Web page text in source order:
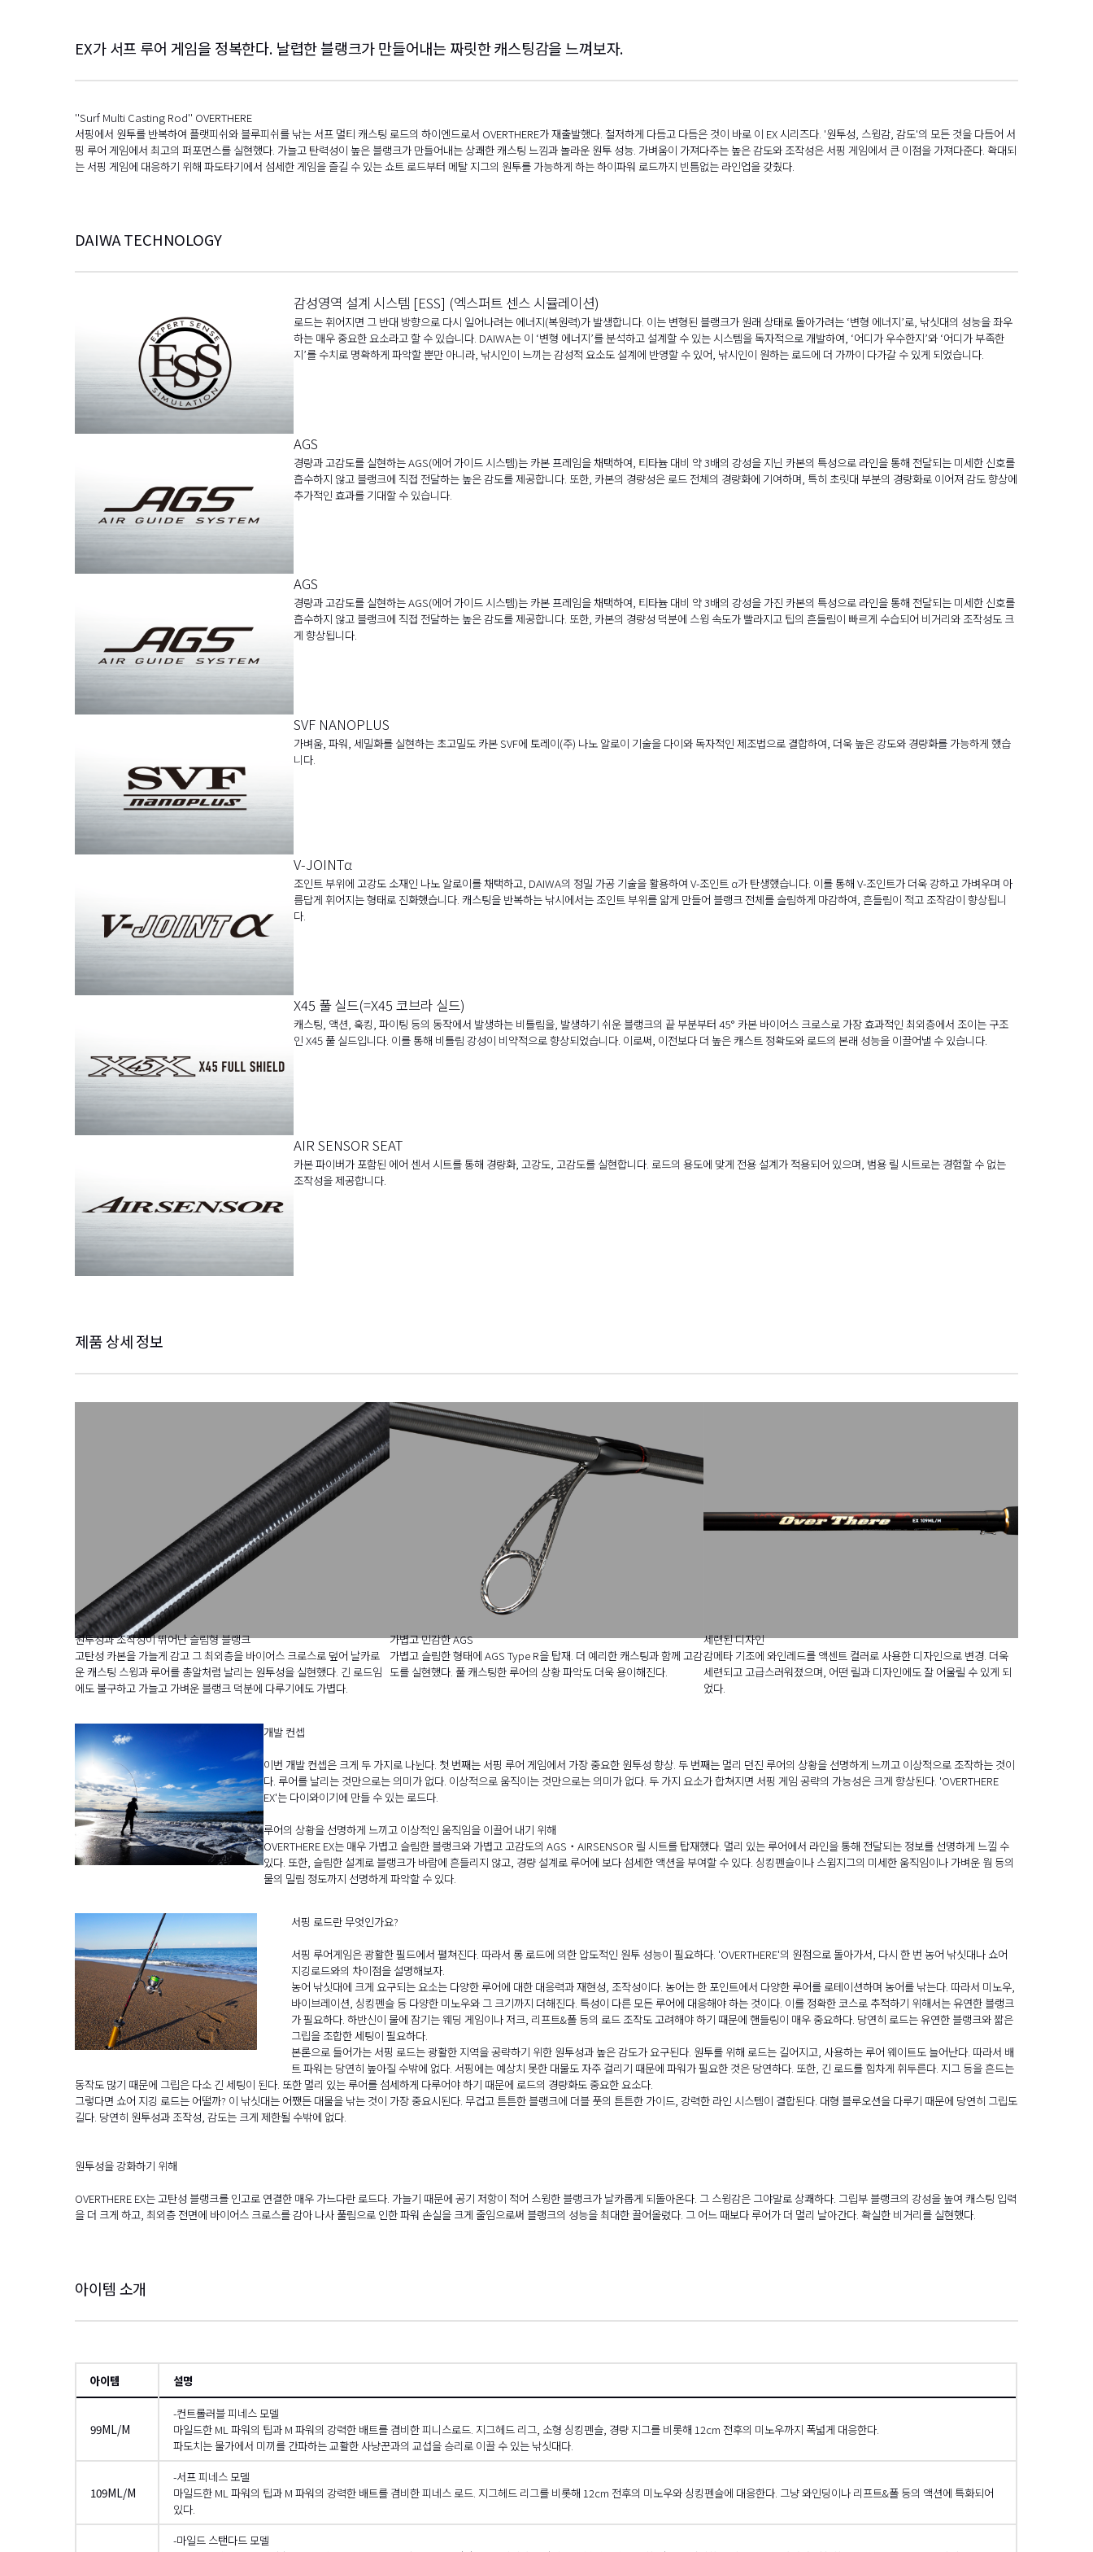
EX가 서프 루어 게임을 정복한다. 날렵한 블랭크가 만들어내는 짜릿한 캐스팅감을 느껴보자.
''Surf Multi Casting Rod'' OVERTHERE
서핑에서 원투를 반복하여 플랫피쉬와 블루피쉬를 낚는 서프 멀티 캐스팅 로드의 하이엔드로서 OVERTHERE가 재출발했다. 철저하게 다듬고 다듬은 것이 바로 이 EX 시리즈다. '원투성, 스윙감, 감도'의 모든 것을 다듬어 서
핑 루어 게임에서 최고의 퍼포먼스를 실현했다. 가늘고 탄력성이 높은 블랭크가 만들어내는 상쾌한 캐스팅 느낌과 놀라운 원투 성능. 가벼움이 가져다주는 높은 감도와 조작성은 서핑 게임에서 큰 이점을 가져다준다. 확대되
는 서핑 게임에 대응하기 위해 파도타기에서 섬세한 게임을 즐길 수 있는 쇼트 로드부터 메탈 지그의 원투를 가능하게 하는 하이파워 로드까지 빈틈없는 라인업을 갖췄다.
DAIWA TECHNOLOGY
감성영역 설계 시스템 [ESS] (엑스퍼트 센스 시뮬레이션)
로드는 휘어지면 그 반대 방향으로 다시 일어나려는 에너지(복원력)가 발생합니다. 이는 변형된 블랭크가 원래 상태로 돌아가려는 ‘변형 에너지’로, 낚싯대의 성능을 좌우
하는 매우 중요한 요소라고 할 수 있습니다. DAIWA는 이 ‘변형 에너지’를 분석하고 설계할 수 있는 시스템을 독자적으로 개발하여, ‘어디가 우수한지’와 ‘어디가 부족한
지’를 수치로 명확하게 파악할 뿐만 아니라, 낚시인이 느끼는 감성적 요소도 설계에 반영할 수 있어, 낚시인이 원하는 로드에 더 가까이 다가갈 수 있게 되었습니다.
AGS
경량과 고감도를 실현하는 AGS(에어 가이드 시스템)는 카본 프레임을 채택하여, 티타늄 대비 약 3배의 강성을 지닌 카본의 특성으로 라인을 통해 전달되는 미세한 신호를
흡수하지 않고 블랭크에 직접 전달하는 높은 감도를 제공합니다. 또한, 카본의 경량성은 로드 전체의 경량화에 기여하며, 특히 초릿대 부분의 경량화로 이어져 감도 향상에
추가적인 효과를 기대할 수 있습니다.
AGS
경량과 고감도를 실현하는 AGS(에어 가이드 시스템)는 카본 프레임을 채택하여, 티타늄 대비 약 3배의 강성을 가진 카본의 특성으로 라인을 통해 전달되는 미세한 신호를
흡수하지 않고 블랭크에 직접 전달하는 높은 감도를 제공합니다. 또한, 카본의 경량성 덕분에 스윙 속도가 빨라지고 팁의 흔들림이 빠르게 수습되어 비거리와 조작성도 크
게 향상됩니다.
SVF NANOPLUS
가벼움, 파워, 세밀화를 실현하는 초고밀도 카본 SVF에 토레이(주) 나노 알로이 기술을 다이와 독자적인 제조법으로 결합하여, 더욱 높은 강도와 경량화를 가능하게 했습
니다.
V-JOINTα
조인트 부위에 고강도 소재인 나노 알로이를 채택하고, DAIWA의 정밀 가공 기술을 활용하여 V-조인트 α가 탄생했습니다. 이를 통해 V-조인트가 더욱 강하고 가벼우며 아
름답게 휘어지는 형태로 진화했습니다. 캐스팅을 반복하는 낚시에서는 조인트 부위를 얇게 만들어 블랭크 전체를 슬림하게 마감하여, 흔들림이 적고 조작감이 향상됩니
다.
X45 풀 실드(=X45 코브라 실드)
캐스팅, 액션, 훅킹, 파이팅 등의 동작에서 발생하는 비틀림을, 발생하기 쉬운 블랭크의 끝 부분부터 45° 카본 바이어스 크로스로 가장 효과적인 최외층에서 조이는 구조
인 X45 풀 실드입니다. 이를 통해 비틀림 강성이 비약적으로 향상되었습니다. 이로써, 이전보다 더 높은 캐스트 정확도와 로드의 본래 성능을 이끌어낼 수 있습니다.
AIR SENSOR SEAT
카본 파이버가 포함된 에어 센서 시트를 통해 경량화, 고강도, 고감도를 실현합니다. 로드의 용도에 맞게 전용 설계가 적용되어 있으며, 범용 릴 시트로는 경험할 수 없는
조작성을 제공합니다.
제품 상세 정보
원투성과 조작성이 뛰어난 슬림형 블랭크
고탄성 카본을 가늘게 감고 그 최외층을 바이어스 크로스로 덮어 날카로
운 캐스팅 스윙과 루어를 총알처럼 날리는 원투성을 실현했다. 긴 로드임
에도 불구하고 가늘고 가벼운 블랭크 덕분에 다루기에도 가볍다.
가볍고 민감한 AGS
가볍고 슬림한 형태에 AGS Type R을 탑재. 더 예리한 캐스팅과 함께 고감
도를 실현했다. 풀 캐스팅한 루어의 상황 파악도 더욱 용이해진다.
세련된 디자인
감메타 기조에 와인레드를 액센트 컬러로 사용한 디자인으로 변경. 더욱
세련되고 고급스러워졌으며, 어떤 릴과 디자인에도 잘 어울릴 수 있게 되
었다.
개발 컨셉
이번 개발 컨셉은 크게 두 가지로 나뉜다. 첫 번째는 서핑 루어 게임에서 가장 중요한 원투성 향상. 두 번째는 멀리 던진 루어의 상황을 선명하게 느끼고 이상적으로 조작하는 것이
다. 루어를 날리는 것만으로는 의미가 없다. 이상적으로 움직이는 것만으로는 의미가 없다. 두 가지 요소가 합쳐지면 서핑 게임 공략의 가능성은 크게 향상된다. 'OVERTHERE
EX'는 다이와이기에 만들 수 있는 로드다.
루어의 상황을 선명하게 느끼고 이상적인 움직임을 이끌어 내기 위해
OVERTHERE EX는 매우 가볍고 슬림한 블랭크와 가볍고 고감도의 AGS・AIRSENSOR 릴 시트를 탑재했다. 멀리 있는 루어에서 라인을 통해 전달되는 정보를 선명하게 느낄 수
있다. 또한, 슬림한 설계로 블랭크가 바람에 흔들리지 않고, 경량 설계로 루어에 보다 섬세한 액션을 부여할 수 있다. 싱킹펜슬이나 스윔지그의 미세한 움직임이나 가벼운 웜 등의
물의 밀림 정도까지 선명하게 파악할 수 있다.
서핑 로드란 무엇인가요?
서핑 루어게임은 광활한 필드에서 펼쳐진다. 따라서 롱 로드에 의한 압도적인 원투 성능이 필요하다. 'OVERTHERE'의 원점으로 돌아가서, 다시 한 번 농어 낚싯대나 쇼어
지깅로드와의 차이점을 설명해보자.
농어 낚싯대에 크게 요구되는 요소는 다양한 루어에 대한 대응력과 재현성, 조작성이다. 농어는 한 포인트에서 다양한 루어를 로테이션하며 농어를 낚는다. 따라서 미노우,
바이브레이션, 싱킹펜슬 등 다양한 미노우와 그 크기까지 더해진다. 특성이 다른 모든 루어에 대응해야 하는 것이다. 이를 정확한 코스로 추적하기 위해서는 유연한 블랭크
가 필요하다. 하반신이 물에 잠기는 웨딩 게임이나 저크, 리프트&폴 등의 로드 조작도 고려해야 하기 때문에 핸들링이 매우 중요하다. 당연히 로드는 유연한 블랭크와 짧은
그립을 조합한 세팅이 필요하다.
본론으로 들어가는 서핑 로드는 광활한 지역을 공략하기 위한 원투성과 높은 감도가 요구된다. 원투를 위해 로드는 길어지고, 사용하는 루어 웨이트도 늘어난다. 따라서 배
트 파워는 당연히 높아질 수밖에 없다. 서핑에는 예상치 못한 대물도 자주 걸리기 때문에 파워가 필요한 것은 당연하다. 또한, 긴 로드를 힘차게 휘두른다. 지그 등을 흔드는
동작도 많기 때문에 그립은 다소 긴 세팅이 된다. 또한 멀리 있는 루어를 섬세하게 다루어야 하기 때문에 로드의 경량화도 중요한 요소다.
그렇다면 쇼어 지깅 로드는 어떨까? 이 낚싯대는 어쨌든 대물을 낚는 것이 가장 중요시된다. 무겁고 튼튼한 블랭크에 더블 풋의 튼튼한 가이드, 강력한 라인 시스템이 결합된다. 대형 블루오션을 다루기 때문에 당연히 그립도
길다. 당연히 원투성과 조작성, 감도는 크게 제한될 수밖에 없다.
원투성을 강화하기 위해
OVERTHERE EX는 고탄성 블랭크를 인고로 연결한 매우 가느다란 로드다. 가늘기 때문에 공기 저항이 적어 스윙한 블랭크가 날카롭게 되돌아온다. 그 스윙감은 그야말로 상쾌하다. 그립부 블랭크의 강성을 높여 캐스팅 입력
을 더 크게 하고, 최외층 전면에 바이어스 크로스를 감아 나사 풀림으로 인한 파워 손실을 크게 줄임으로써 블랭크의 성능을 최대한 끌어올렸다. 그 어느 때보다 루어가 더 멀리 날아간다. 확실한 비거리를 실현했다.
아이템 소개
아이템 설명
99ML/M
-컨트롤러블 피네스 모델
마일드한 ML 파워의 팁과 M 파워의 강력한 배트를 겸비한 피니스로드. 지그헤드 리그, 소형 싱킹펜슬, 경량 지그를 비롯해 12cm 전후의 미노우까지 폭넓게 대응한다.
파도치는 물가에서 미끼를 간파하는 교활한 사냥꾼과의 교섭을 승리로 이끌 수 있는 낚싯대다.
109ML/M
-서프 피네스 모델
마일드한 ML 파워의 팁과 M 파워의 강력한 배트를 겸비한 피네스 로드. 지그헤드 리그를 비롯해 12cm 전후의 미노우와 싱킹펜슬에 대응한다. 그냥 와인딩이나 리프트&폴 등의 액션에 특화되어
있다.
-마일드 스탠다드 모델